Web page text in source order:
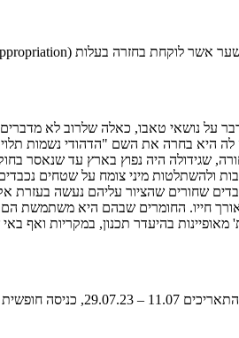
על נושאי טאבו, כאלה שלרוב לא
לה היא בחרה את השם "הדהודי נשמות
ולהשתלטות מיני צומח על שטחים
שחורים שהציור עליהם נעשה בעזרת
חייו. החומרים שבהם היא משתמשת הם
מאופיינות בהיעדר תכנון, במקריות
כניסה חופשית